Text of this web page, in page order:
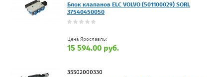
Блок клапанов ELC VOLVO (501100029) SORL
37540450050
Цена Ярославль:
15 594.00 руб.
35502000330